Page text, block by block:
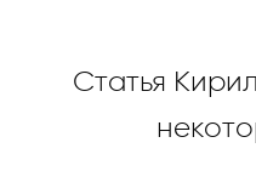
Статья